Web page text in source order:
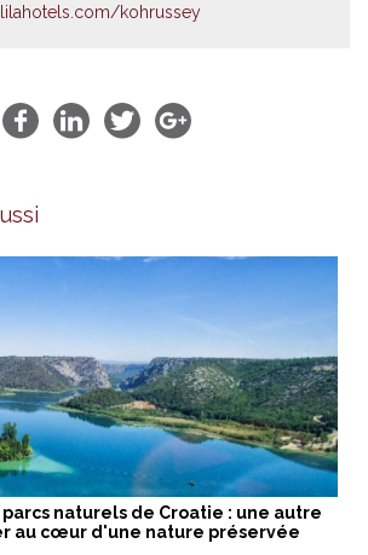
kohrussey
parcs naturels de Croatie : une autre
au cœur d'une nature préservée